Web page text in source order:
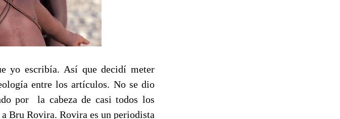
yo escribía. Así que decidí meter
entre los artículos. No se dio
por la cabeza de casi todos los
Bru Rovira. Rovira es un periodista